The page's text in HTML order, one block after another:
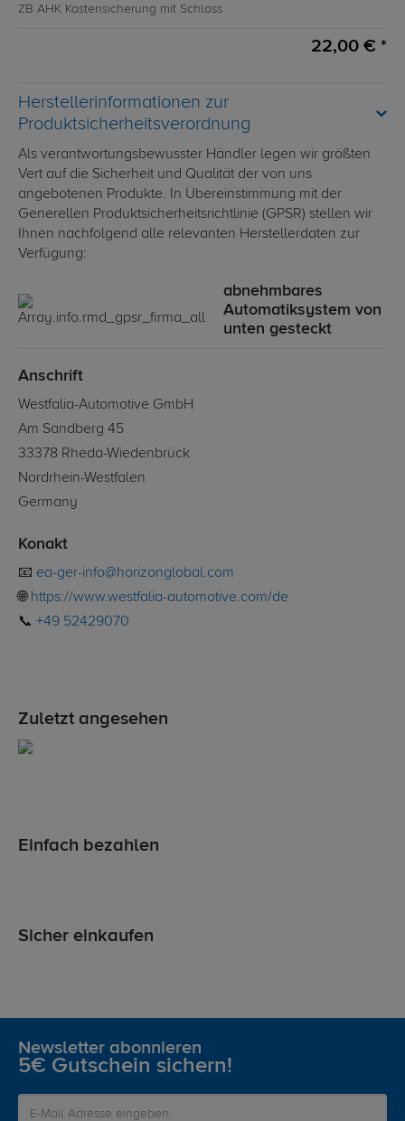
ZB AHK Kastensicherung mit Schloss
22,00 € *
Herstellerinformationen zur
Produktsicherheitsverordnung
Als verantwortungsbewusster Händler legen wir größten
Vert auf die Sicherheit und Qualität der von uns
angebotenen Produkte. In Übereinstimmung mit der
Generellen Produktsicherheitsrichtlinie (GPSR) stellen wir
Ihnen nachfolgend alle relevanten Herstellerdaten zur
Verfügung:
abnehmbares
Automatiksystem von
unten gesteckt
Anschrift
Westfalia-Automotive GmbH
Am Sandberg 45
33378 Rheda-Wiedenbrück
Nordrhein-Westfalen
Germany
Konakt
📧 ea-ger-info@horizonglobal.com
🌐 https://www.westfalia-automotive.com/de
📞 +49 52429070
Zuletzt angesehen
Einfach bezahlen
Sicher einkaufen
Newsletter abonnieren
5€ Gutschein sichern!